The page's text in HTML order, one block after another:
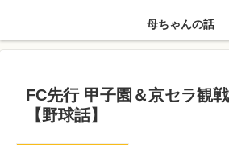
母ちゃんの話
FC先行 甲子園＆京セラ観
【野球話】